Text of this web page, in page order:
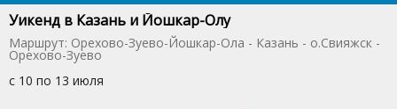
Уикенд в Казань и Йошкар-Олу
Маршрут: Орехово-Зуево-Йошкар-Ола - Казань - о.Свияжск -
Орехово-Зуево
с 10 по 13 июля